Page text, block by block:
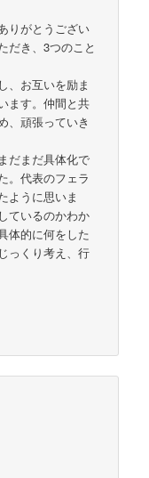
りがとうござい
だき、3つのこと
、お互いを励ま
ます。仲間と共
、頑張っていき
だまだ具体化で
。代表のフェラ
ように思いま
ているのかわか
体的に何をした
っくり考え、行